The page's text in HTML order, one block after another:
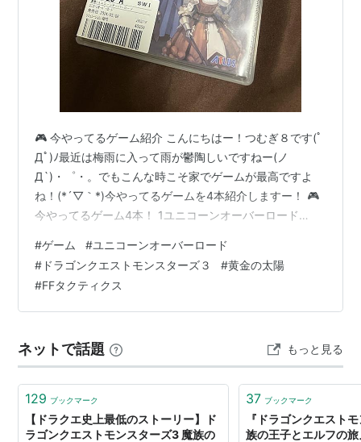
🎮 今やってるゲーム紹介 こんにちはー！つむぎ８です(ﾟ
Дﾟ)ﾉ最近は梅雨に入って雨が鬱陶しいですねー(ノ
Д`)・゜・。でもこんな時こそ家でゲームが最高ですよ
ね！(*´▽｀*)今やってるゲームを4本紹介しますー！ 🎮
今やってるゲーム4本！ 1ユニコーンオーバーロード
ームです！ヴァニラウェア開発のシミュレーションRPG
で、部隊を編成して戦略的に戦う面白さが最高。気づい
たら時間がめちゃくちゃ経ってます(ﾟдﾟ)！ドハマり中で
す。 🔥 現在メインで進行中 2黄金の太陽 開かれし封印
#ゲーム #ユニコーンオーバーロード
# ドラゴンクエストモンスターズ３ #黄金の太陽
#FFタクティクス
ネットで話題 もっと見る
129 ブックマーク
【ドラクエ史上最低のストーリー】ド
ラゴンクエストモンスターズ3 魔族の
37 ブックマーク
『ドラゴンクエスト
族の王子とエルフの